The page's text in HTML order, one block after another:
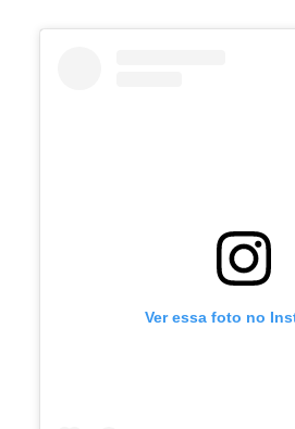
Ver essa foto no